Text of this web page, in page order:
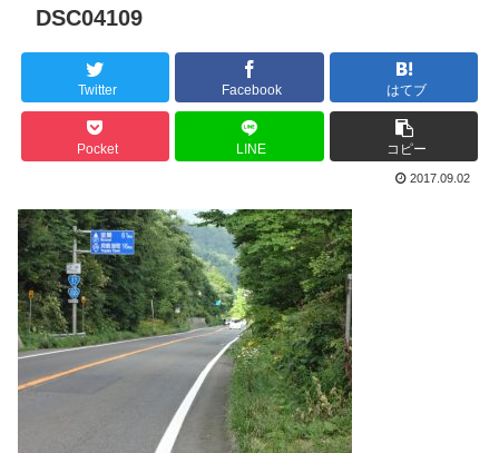
DSC04109
Twitter Facebook はてブ
Pocket LINE コピー
2017.09.02